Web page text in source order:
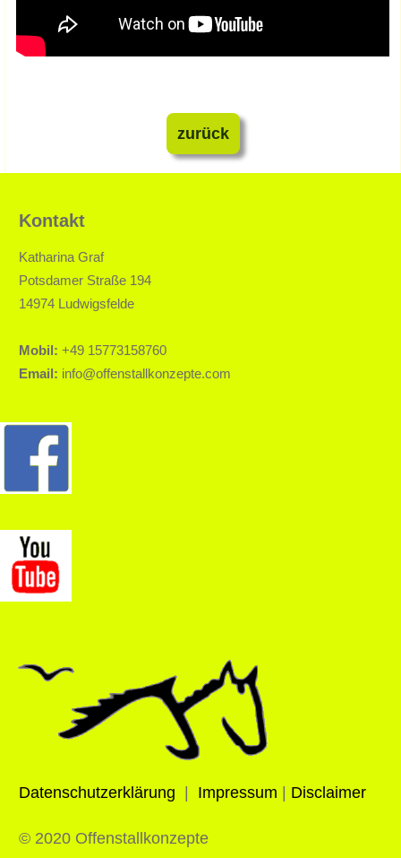
zurück
Kontakt
Katharina Graf
Potsdamer Straße 194
14974 Ludwigsfelde
Mobil: +49 15773158760
Email: info@offenstallkonzepte.com
Datenschutzerklärung | Impressum | Disclaimer
© 2020 Offenstallkonzepte